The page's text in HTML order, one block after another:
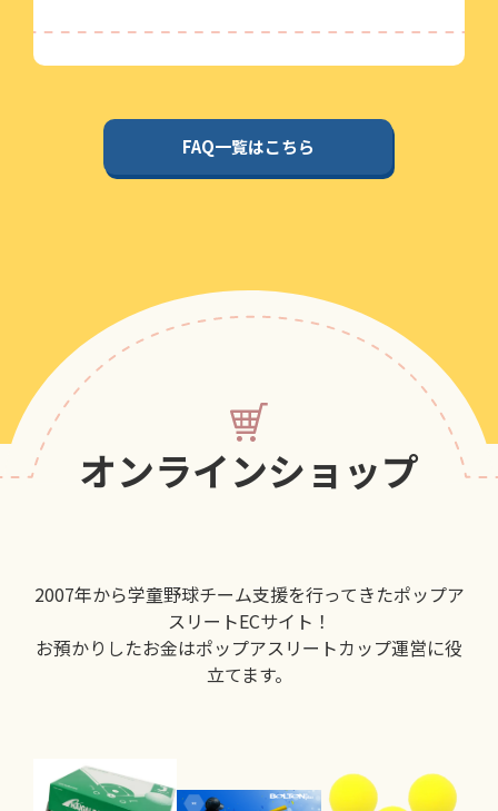
FAQ一覧はこちら
オンラインショップ
2007年から学童野球チーム支援を行ってきたポップア
スリートECサイト！
お預かりしたお金はポップアスリートカップ運営に役
立てます。